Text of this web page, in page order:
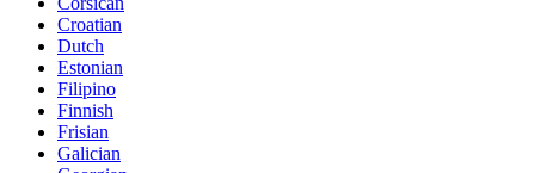
Croatian
Dutch
Estonian
Filipino
Finnish
Frisian
Galician